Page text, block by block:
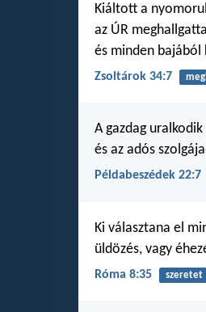
Kiáltott a
az ÚR
és minden
Zsoltárok 34:7
A gazdag
és az adós
Példabeszédek 22:7
Ki választana el
üldözés, vagy
Róma 8:35 szeretet